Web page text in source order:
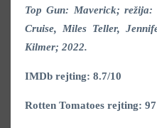
Top Gun: Maverick; režija:
Cruise, Miles Teller,
Kilmer; 2022.
IMDb rejting: 8.7/10
Rotten Tomatoes rejting: